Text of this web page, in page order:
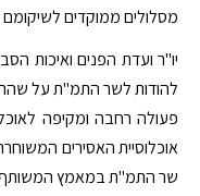
מסלולים ממוקדים
יו"ר ועדת הפנים ואיכות
להודות לשר התמ"ת על
פעולה רחבה ומקיפה
אוכלוסיית האסירים
שר התמ"ת במאמץ המשותף